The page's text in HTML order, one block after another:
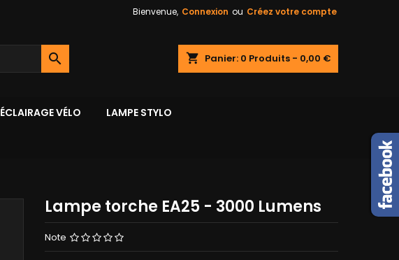
Bienvenue, Connexion ou Créez votre compte
shopping_cart Panier: 0 Produits - 0,00 €

ÉCLAIRAGE VÉLO LAMPE STYLO
Lampe torche EA25 - 3000 Lumens
Note